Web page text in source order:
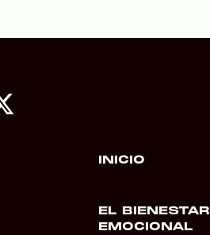
INICIO
EL BIENESTAR
EMOCIONAL